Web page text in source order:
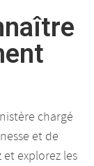
chargé
et de
et explorez les